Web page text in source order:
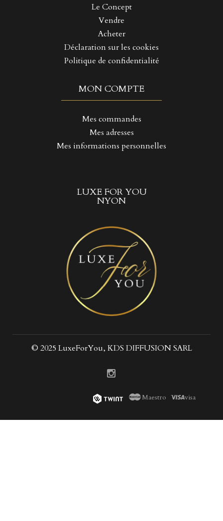
Le Concept
Vendre
Acheter
Déclaration sur les cookies
Politique de confidentialité
MON COMPTE
Mes commandes
Mes adresses
Mes informations personnelles
LUXE FOR YOU
NYON
© 2025 LuxeForYou, KDS DIFFUSION SARL
Maestro visa